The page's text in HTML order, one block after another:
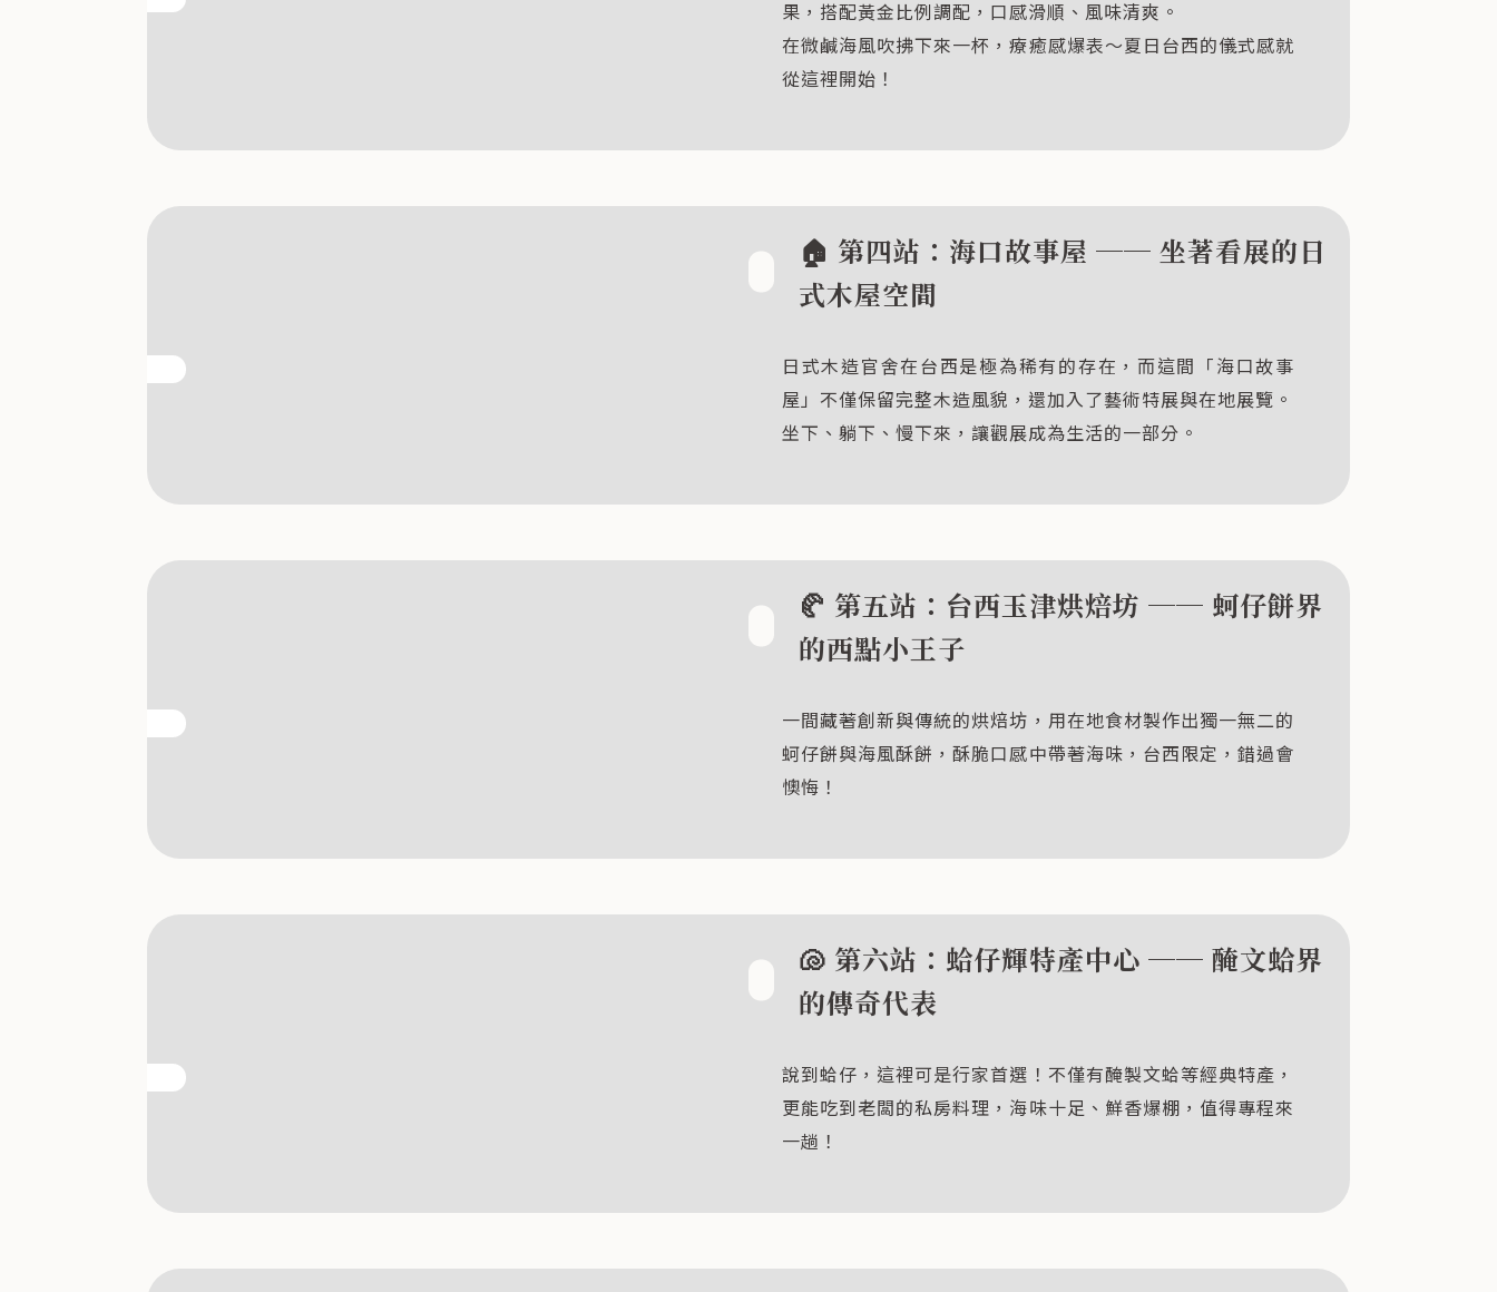
果，搭配黃金比例調配，口感滑順、風味清爽。
在微鹹海風吹拂下來一杯，療癒感爆表～夏日台西的儀式感就
從這裡開始！
🏠 第四站：海口故事屋 ── 坐著看展的日
式木屋空間
日式木造官舍在台西是極為稀有的存在，而這間「海口故事
屋」不僅保留完整木造風貌，還加入了藝術特展與在地展覽。
坐下、躺下、慢下來，讓觀展成為生活的一部分。
🥐 第五站：台西玉津烘焙坊 ── 蚵仔餅界
的西點小王子
一間藏著創新與傳統的烘焙坊，用在地食材製作出獨一無二的
蚵仔餅與海風酥餅，酥脆口感中帶著海味，台西限定，錯過會
懊悔！
🐚 第六站：蛤仔輝特產中心 ── 醃文蛤界
的傳奇代表
說到蛤仔，這裡可是行家首選！不僅有醃製文蛤等經典特產，
更能吃到老闆的私房料理，海味十足、鮮香爆棚，值得專程來
一趟！